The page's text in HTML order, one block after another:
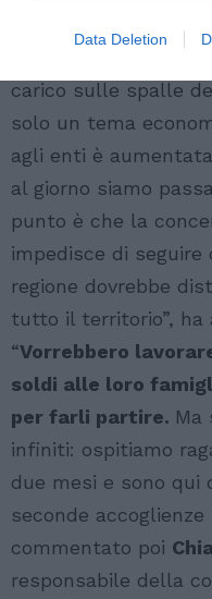
Data Deletion
carico sulle spalle
solo un tema
agli enti è
al giorno siamo
punto è che la
impedisce di
regione dovrebbe
tutto il territorio”, ha
“Vorrebbero
soldi alle loro
per farli partire. Ma
infiniti: ospitiamo
due mesi e sono qui
seconde accoglienze
commentato poi
responsabile della